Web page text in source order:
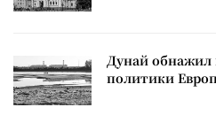
Дунай
политики